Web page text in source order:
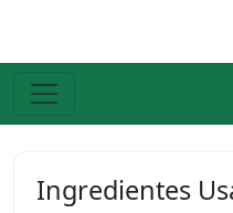
Ingredientes